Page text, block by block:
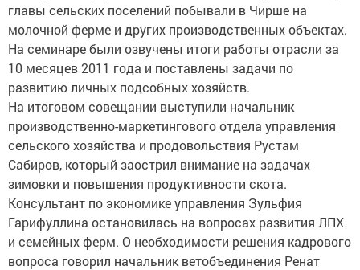
главы сельских поселений побывали в Чирше на
молочной ферме и других производственных объектах.
На семинаре были озвучены итоги работы отрасли за
10 месяцев 2011 года и поставлены задачи по
развитию личных подсобных хозяйств.
На итоговом совещании выступили начальник
производственно-маркетингового отдела управления
сельского хозяйства и продовольствия Рустам
Сабиров, который заострил внимание на задачах
зимовки и повышения продуктивности скота.
Консультант по экономике управления Зульфия
Гарифуллина остановилась на вопросах развития ЛПХ
и семейных ферм. О необходимости решения кадрового
вопроса говорил начальник ветобъединения Ренат